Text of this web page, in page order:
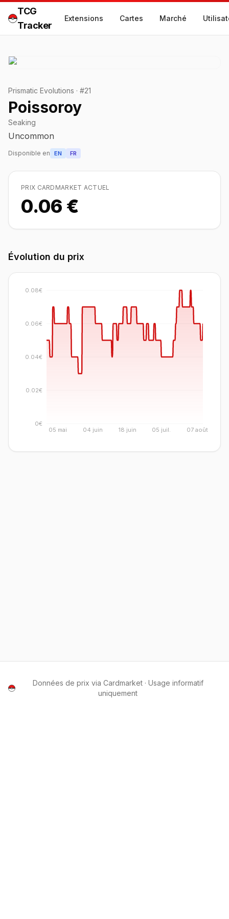
TCG
Tracker
Extensions Cartes Marché
Prismatic Evolutions · #21
Poissoroy
Seaking
Uncommon
Disponible en EN FR
PRIX CARDMARKET ACTUEL
0.06 €
Évolution du prix
05 mai 04 juin 18 juin 05 juil. 07 août
0€
0.02€
0.04€
0.06€
0.08€
Données de prix via Cardmarket · Usage informatif
uniquement